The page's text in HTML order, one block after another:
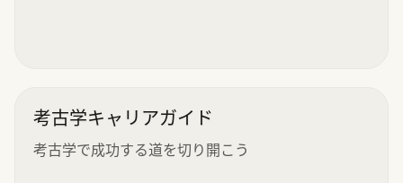
考古学キャリアガイド
考古学で成功する道を切り開こう